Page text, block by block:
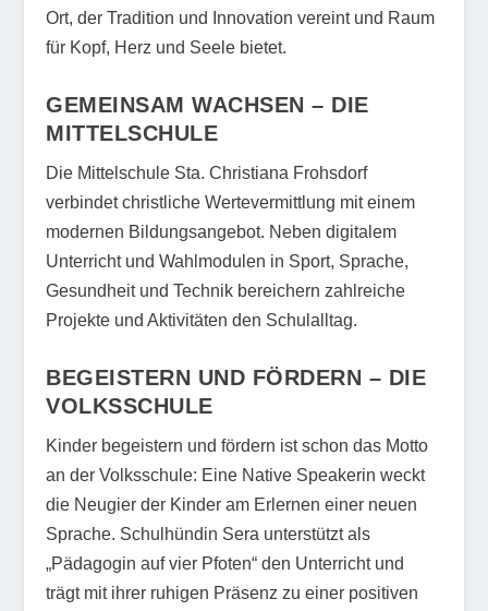
Ort, der Tradition und Innovation vereint und Raum
für Kopf, Herz und Seele bietet.
GEMEINSAM WACHSEN – DIE
MITTELSCHULE
Die Mittelschule Sta. Christiana Frohsdorf
verbindet christliche Wertevermittlung mit einem
modernen Bildungsangebot. Neben digitalem
Unterricht und Wahlmodulen in Sport, Sprache,
Gesundheit und Technik bereichern zahlreiche
Projekte und Aktivitäten den Schulalltag.
BEGEISTERN UND FÖRDERN – DIE
VOLKSSCHULE
Kinder begeistern und fördern ist schon das Motto
an der Volksschule: Eine Native Speakerin weckt
die Neugier der Kinder am Erlernen einer neuen
Sprache. Schulhündin Sera unterstützt als
„Pädagogin auf vier Pfoten“ den Unterricht und
trägt mit ihrer ruhigen Präsenz zu einer positiven